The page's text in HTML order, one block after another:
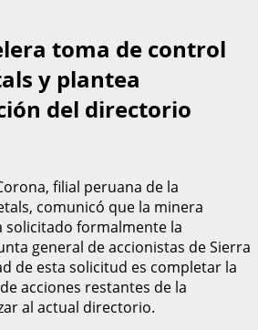
toma de control
y plantea
del directorio
filial peruana de la
comunicó que la minera
solicitado formalmente la
general de accionistas de Sierra
de esta solicitud es completar la
acciones restantes de la
al actual directorio.